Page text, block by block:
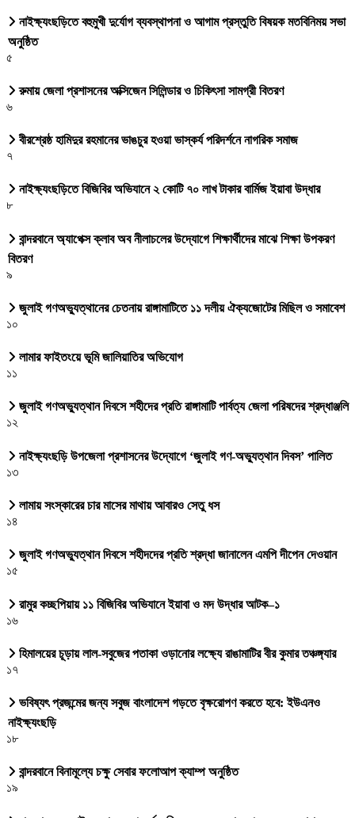
নাইক্ষ্যংছড়িতে বহুমুখী দুর্যোগ ব্যবস্থাপনা ও আগাম প্রস্তুতি বিষয়ক মতবিনিময় সভা
অনুষ্ঠিত
৫
রুমায় জেলা প্রশাসনের অক্সিজেন সিলিন্ডার ও চিকিৎসা সামগ্রী বিতরণ
৬
বীরশ্রেষ্ঠ হামিদুর রহমানের ভাঙচুর হওয়া ভাস্কর্য পরিদর্শনে নাগরিক সমাজ
৭
নাইক্ষ্যংছড়িতে বিজিবির অভিযানে ২ কোটি ৭০ লাখ টাকার বার্মিজ ইয়াবা উদ্ধার
৮
বান্দরবানে অ্যাপেক্স ক্লাব অব নীলাচলের উদ্যোগে শিক্ষার্থীদের মাঝে শিক্ষা উপকরণ
বিতরণ
৯
জুলাই গণঅভ্যুত্থানের চেতনায় রাঙ্গামাটিতে ১১ দলীয় ঐক্যজোটের মিছিল ও সমাবেশ
১০
লামার ফাইতংয়ে ভূমি জালিয়াতির অভিযোগ
১১
জুলাই গণঅভ্যুত্থান দিবসে শহীদের প্রতি রাঙ্গামাটি পার্বত্য জেলা পরিষদের শ্রদ্ধাঞ্জলি
১২
নাইক্ষ্যংছড়ি উপজেলা প্রশাসনের উদ্যোগে ‘জুলাই গণ-অভ্যুত্থান দিবস’ পালিত
১৩
লামায় সংস্কারের চার মাসের মাথায় আবারও সেতু ধস
১৪
জুলাই গণঅভ্যুত্থান দিবসে শহীদদের প্রতি শ্রদ্ধা জানালেন এমপি দীপেন দেওয়ান
১৫
রামুর কচ্ছপিয়ায় ১১ বিজিবির অভিযানে ইয়াবা ও মদ উদ্ধার আটক–১
১৬
হিমালয়ের চূড়ায় লাল-সবুজের পতাকা ওড়ানোর লক্ষ্যে রাঙামাটির বীর কুমার তঞ্চঙ্গ্যার
১৭
ভবিষ্যৎ প্রজন্মের জন্য সবুজ বাংলাদেশ গড়তে বৃক্ষরোপণ করতে হবে: ইউএনও
নাইক্ষ্যংছড়ি
১৮
বান্দরবানে বিনামূল্যে চক্ষু সেবার ফলোআপ ক্যাম্প অনুষ্ঠিত
১৯